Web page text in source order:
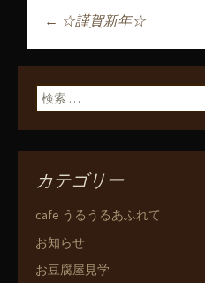
投稿ナ
ン
← ☆謹賀新年☆
検索:
カテゴリー
cafe うるうるあふれて
お知らせ
お豆腐屋見学